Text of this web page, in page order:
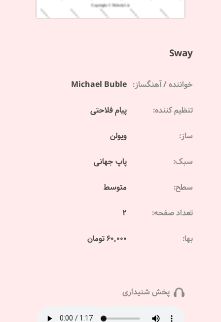
Sway
خواننده / آهنگساز: Michael Buble
تنظیم کننده: پیام فلاحتی
ساز: ویولن
سبک: پاپ جهانی
سطح: متوسط
تعداد صفحه: 2
بها: 60,000 تومان
پخش شنیداری